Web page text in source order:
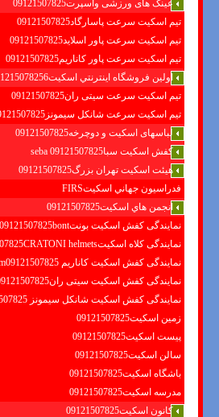
عینک های ورزشی واسپرت09121507825
تیم اسکیت سرعت پاسارگاد09121507825
تیم اسکیت سرعت پاور اسلاید09121507825
تیم اسکیت سرعت پاور کاناریم09121507825
اولين فروشگاه اينترنتي اسكيت091215078256
تیم اسکیت سرعت سیتی ران09121507825
تیم اسکیت سرعت شانکل سیمونز09121507825
لباسهای اسکیت و دوچرخه09121507825
کفش اسکیت سبا09121507825 seba
هیئت اسکیت تهران بزرگ09121507825
فدراسيون جهاني اسكيتFIRS
انجمن هاي اسكيت09121507825
نمایندگی کفش اسکیت بونت09121507825bont
نمایندگی کلاه اسکیت09121507825CRATONI helmets
نمایندگی کفش اسکیت كاناريم canariam09121507825
نمایندگی کفش اسکیت سیتی ران09121507825
نمایندگی کفش اسکیت شانكل سيمونز 09121507825
زمین اسکیت09121507825
پیست اسکیت09121507825
سالن اسکیت09121507825
باشگاه اسکیت09121507825
مدرسه اسکیت09121507825
کانون اسکیت09121507825